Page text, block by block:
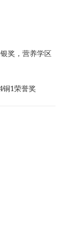
奖，营养学区
铜1荣誉奖